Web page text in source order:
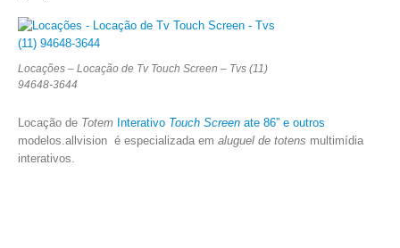
Locações – Locação de Tv Touch Screen – Tvs (11)
94648-3644
Locação de Totem Interativo Touch Screen ate 86” e outros
modelos.allvision é especializada em aluguel de totens multimídia
interativos.